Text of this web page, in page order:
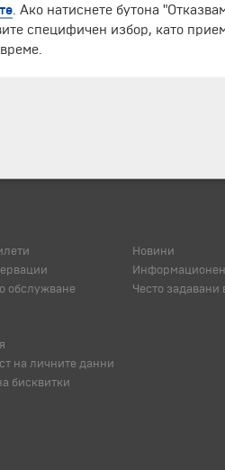
обслужване
Новини
Често задавани
на личните данни
бисквитки
. Ако натиснете бутона
специфичен избор, като